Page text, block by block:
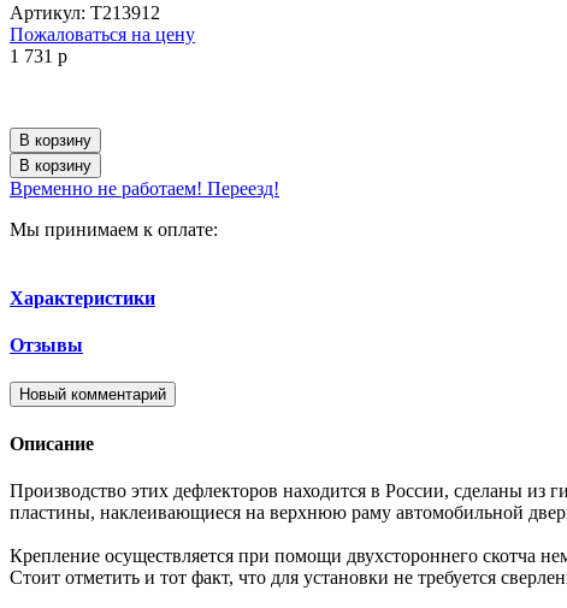
Артикул: T213912
Пожаловаться на цену
1 731 p
В корзину
В корзину
Временно не работаем! Переезд!
Мы принимаем к оплате:
Характеристики
Отзывы
Новый комментарий
Описание
Производство этих дефлекторов находится в России, сделаны из
пластины, наклеивающиеся на верхнюю раму автомобильной
Крепление осуществляется при помощи двухстороннего
Стоит отметить и тот факт, что для установки не требуется